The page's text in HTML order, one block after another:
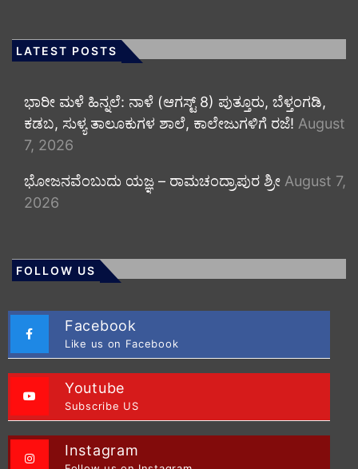
LATEST POSTS
​ಭಾರೀ ಮಳೆ ಹಿನ್ನಲೆ: ನಾಳೆ (ಆಗಸ್ಟ್ 8) ಪುತ್ತೂರು, ಬೆಳ್ತಂಗಡಿ,
ಕಡಬ, ಸುಳ್ಯ ತಾಲೂಕುಗಳ ಶಾಲೆ, ಕಾಲೇಜುಗಳಿಗೆ ರಜೆ! August
7, 2026
ಭೋಜನವೆಂಬುದು ಯಜ್ಞ – ರಾಮಚಂದ್ರಾಪುರ ಶ್ರೀ August 7,
2026
FOLLOW US
Facebook
Like us on Facebook
Youtube
Subscribe US
Instagram